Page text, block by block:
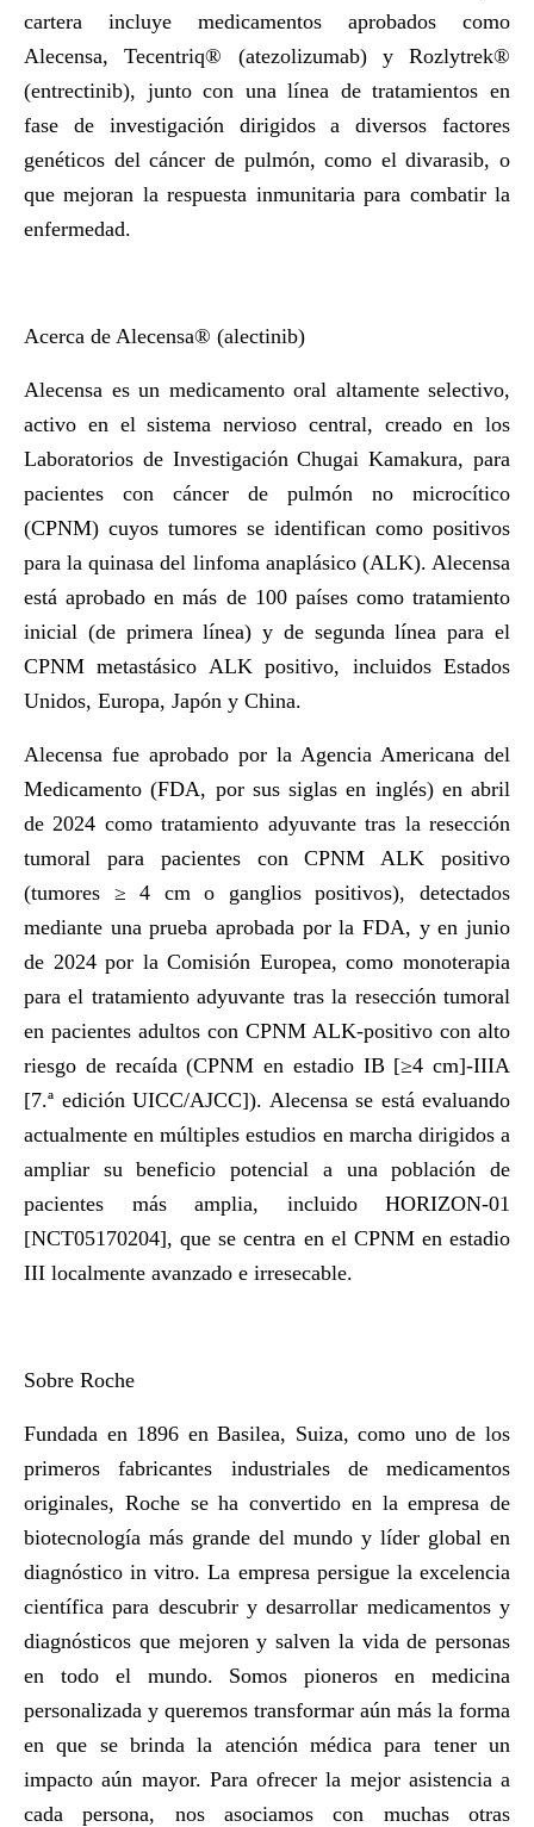
cartera incluye medicamentos aprobados como
Alecensa, Tecentriq® (atezolizumab) y Rozlytrek®
(entrectinib), junto con una línea de tratamientos en
fase de investigación dirigidos a diversos factores
genéticos del cáncer de pulmón, como el divarasib, o
que mejoran la respuesta inmunitaria para combatir la
enfermedad.
Acerca de Alecensa® (alectinib)
Alecensa es un medicamento oral altamente selectivo,
activo en el sistema nervioso central, creado en los
Laboratorios de Investigación Chugai Kamakura, para
pacientes con cáncer de pulmón no microcítico
(CPNM) cuyos tumores se identifican como positivos
para la quinasa del linfoma anaplásico (ALK). Alecensa
está aprobado en más de 100 países como tratamiento
inicial (de primera línea) y de segunda línea para el
CPNM metastásico ALK positivo, incluidos Estados
Unidos, Europa, Japón y China.
Alecensa fue aprobado por la Agencia Americana del
Medicamento (FDA, por sus siglas en inglés) en abril
de 2024 como tratamiento adyuvante tras la resección
tumoral para pacientes con CPNM ALK positivo
(tumores ≥ 4 cm o ganglios positivos), detectados
mediante una prueba aprobada por la FDA, y en junio
de 2024 por la Comisión Europea, como monoterapia
para el tratamiento adyuvante tras la resección tumoral
en pacientes adultos con CPNM ALK-positivo con alto
riesgo de recaída (CPNM en estadio IB [≥4 cm]-IIIA
[7.ª edición UICC/AJCC]). Alecensa se está evaluando
actualmente en múltiples estudios en marcha dirigidos a
ampliar su beneficio potencial a una población de
pacientes más amplia, incluido HORIZON-01
[NCT05170204], que se centra en el CPNM en estadio
III localmente avanzado e irresecable.
Sobre Roche
Fundada en 1896 en Basilea, Suiza, como uno de los
primeros fabricantes industriales de medicamentos
originales, Roche se ha convertido en la empresa de
biotecnología más grande del mundo y líder global en
diagnóstico in vitro. La empresa persigue la excelencia
científica para descubrir y desarrollar medicamentos y
diagnósticos que mejoren y salven la vida de personas
en todo el mundo. Somos pioneros en medicina
personalizada y queremos transformar aún más la forma
en que se brinda la atención médica para tener un
impacto aún mayor. Para ofrecer la mejor asistencia a
cada persona, nos asociamos con muchas otras